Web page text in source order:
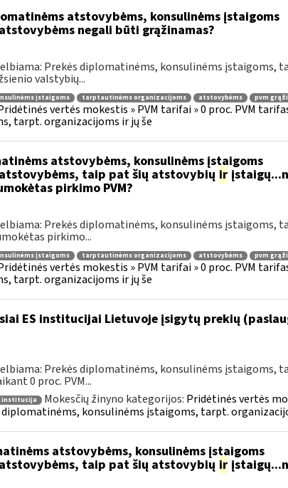
atstovybėms, konsulinėms įstaigoms
negali būti grąžinamas?
Prekės diplomatinėms, konsulinėms įstaigoms,
valstybių...
įstaigoms tarptautinėms organizacijoms atstovybėms
pvm
vertės mokestis » PVM tarifai » 0 proc. PVM
tarpt. organizacijoms ir jų še
atstovybėms, konsulinėms įstaigoms
taip pat šių atstovybių ir
pirkimo PVM?
Prekės diplomatinėms, konsulinėms įstaigoms,
pirkimo...
įstaigoms tarptautinėms organizacijoms atstovybėms
pvm
vertės mokestis » PVM tarifai » 0 proc. PVM
tarpt. organizacijoms ir jų še
ES institucijai Lietuvoje įsigytų prekių
Prekės diplomatinėms, konsulinėms įstaigoms,
0 proc. PVM...
institucija Mokesčių žinyno kategorijos: Pridėtinės vertės
diplomatinėms, konsulinėms įstaigoms, tarpt.
atstovybėms, konsulinėms įstaigoms
taip pat šių atstovybių ir